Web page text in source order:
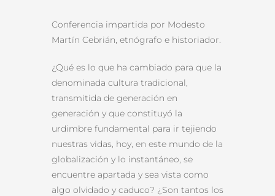
Conferencia impartida por Modesto
Martín Cebrián, etnógrafo e historiador.
¿Qué es lo que ha cambiado para que la
denominada cultura tradicional,
transmitida de generación en
generación y que constituyó la
urdimbre fundamental para ir tejiendo
nuestras vidas, hoy, en este mundo de la
globalización y lo instantáneo, se
encuentre apartada y sea vista como
algo olvidado y caduco? ¿Son tantos los